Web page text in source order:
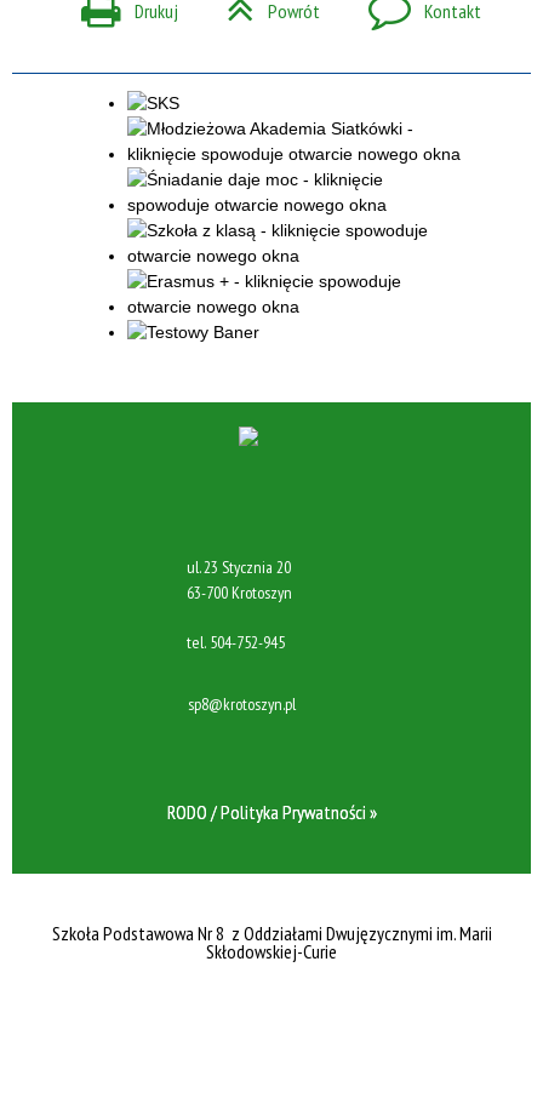
Drukuj Powrót Kontakt
ul. 23 Stycznia 20
63-700 Krotoszyn
tel. 504-752-945
sp8@krotoszyn.pl
RODO / Polityka Prywatności »
Szkoła Podstawowa Nr 8 z Oddziałami Dwujęzycznymi im. Marii
Skłodowskiej-Curie